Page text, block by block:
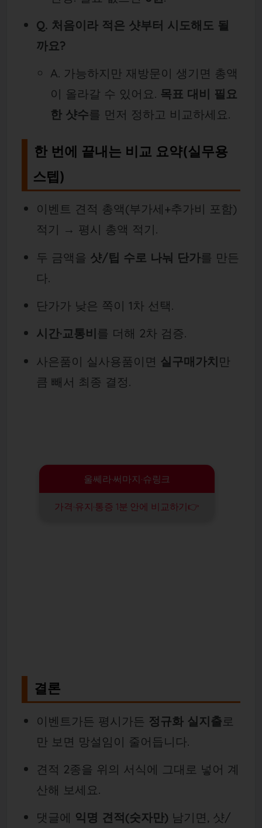
Q. 처음이라 적은 샷부터 시도해도 될
까요?
A. 가능하지만 재방문이 생기면 총액
이 올라갈 수 있어요. 목표 대비 필요
한 샷수를 먼저 정하고 비교하세요.
한 번에 끝내는 비교 요약(실무용
스텝)
이벤트 견적 총액(부가세+추가비 포함)
적기 → 평시 총액 적기.
두 금액을 샷/팁 수로 나눠 단가를 만든
다.
단가가 낮은 쪽이 1차 선택.
시간·교통비를 더해 2차 검증.
사은품이 실사용품이면 실구매가치만
큼 빼서 최종 결정.
결론
이벤트가든 평시가든 정규화 실지출 로
만 보면 망설임이 줄어듭니다.
견적 2종을 위의 서식에 그대로 넣어 계
산해 보세요.
댓글에 익명 견적(숫자만) 남기면, 샷/
울쎄라·써마지·슈링크
가격·유지·통증 1분 안에 비교하기👉